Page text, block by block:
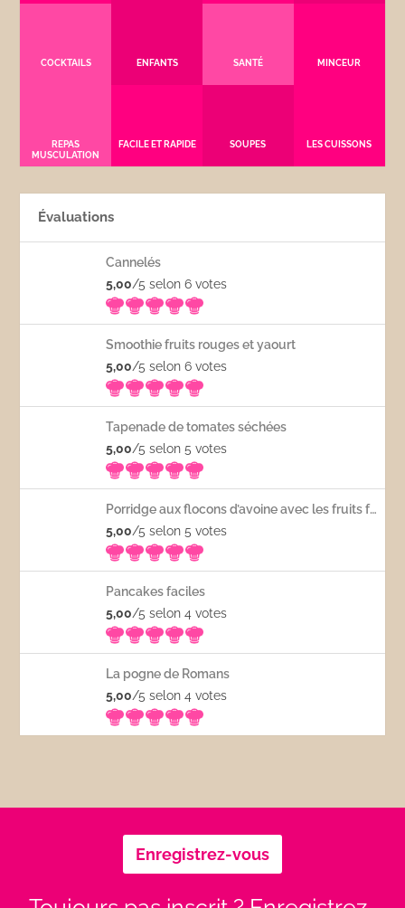
COCKTAILS ENFANTS SANTÉ MINCEUR
REPAS
MUSCULATION
FACILE ET RAPIDE SOUPES LES CUISSONS
Évaluations
Cannelés
5,00/5 selon 6votes
Smoothie fruits rouges et yaourt
5,00/5 selon 6votes
Tapenade de tomates séchées
5,00/5 selon 5votes
Porridge aux flocons d’avoine avec les fruits frais
5,00/5 selon 5votes
Pancakes faciles
5,00/5 selon 4votes
La pogne de Romans
5,00/5 selon 4votes
Enregistrez-vous